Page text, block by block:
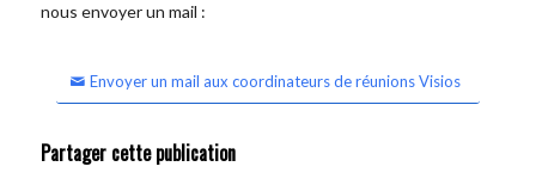
nous envoyer un mail :
Envoyer un mail aux coordinateurs de réunions Visios
Partager cette publication